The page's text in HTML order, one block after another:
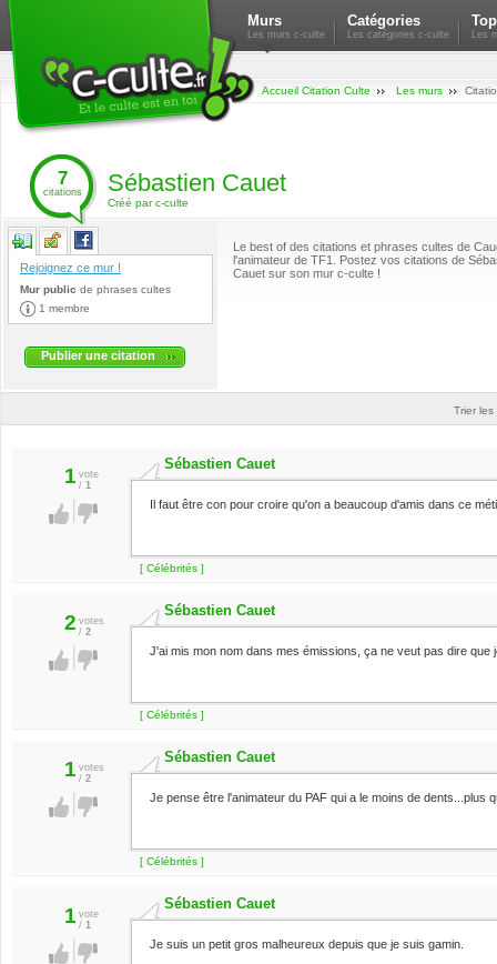
Murs
Les murs c-culte
Catégories
Les catégories c-culte Les
Accueil Citation Culte Les murs
7
citations Sébastien Cauet
Créé par c-culte
Rejoignez ce mur !
Mur public de phrases cultes
1 membre
Publier une citation
Le best of des citations et phrases cultes de
l'animateur de TF1. Postez vos citations de
Cauet sur son mur c-culte !
Trier
1 vote
/ 1
Sébastien Cauet
Il faut être con pour croire qu'on a beaucoup d'amis dans ce
[ Célébrités ]
2 votes
/ 2
Sébastien Cauet
J'ai mis mon nom dans mes émissions, ça ne veut pas dire que
[ Célébrités ]
1 votes
/ 2
Sébastien Cauet
Je pense être l'animateur du PAF qui a le moins de dents...plus
[ Célébrités ]
1 vote
/ 1
Sébastien Cauet
Je suis un petit gros malheureux depuis que je suis gamin.